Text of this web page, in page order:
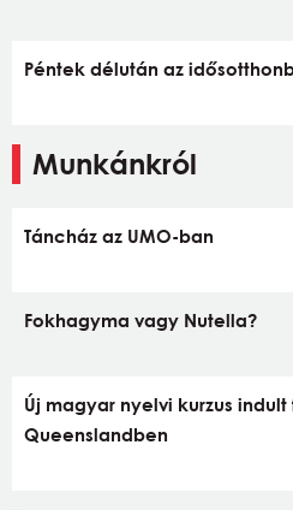
Péntek délután az
Munkánkról
Táncház az UMO-ban
Fokhagyma vagy Nutella?
Új magyar nyelvi kurzus
Queenslandben